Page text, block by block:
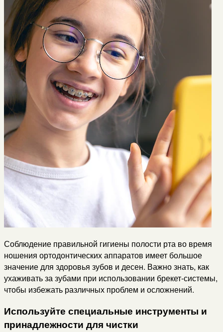
Соблюдение правильной гигиены полости рта во время
ношения ортодонтических аппаратов имеет большое
значение для здоровья зубов и десен. Важно знать, как
ухаживать за зубами при использовании брекет-системы,
чтобы избежать различных проблем и осложнений.
Используйте специальные инструменты и
принадлежности для чистки